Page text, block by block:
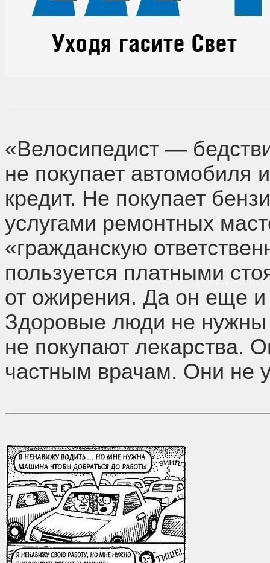
«Велосипедист —
не покупает автомобиля
кредит. Не покупает
услугами ремонтных
«гражданскую
пользуется платными
от ожирения. Да он еще и
Здоровые люди не
не покупают лекарства.
частным врачам. Они не